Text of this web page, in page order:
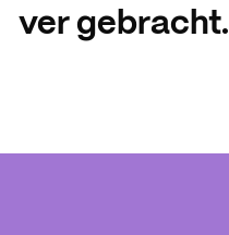
ver gebracht.